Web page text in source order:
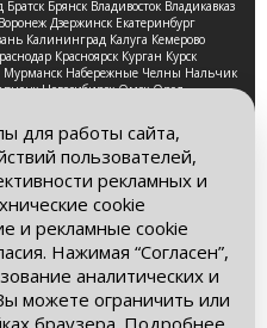
Брянск Владивосток Владикавказ
Дзержинск Екатеринбург
Калининград Калуга Кемерово
Красноярск Курган Курск
Мурманск Набережные Челны Нальчик
Новосибирск Омск Орел
Сочи Ставрополь Стерлитамак
Улан-Удэ Ульяновск Уфа
Чита Ярославль
Все права
на то, что данный
информационный
информационные
на сайте, не является
положениями Статьи
для работы сайта,
пользователей,
рекламных и
cookie
и рекламные cookie
Нажимая “Согласен”,
аналитических и
можете ограничить или